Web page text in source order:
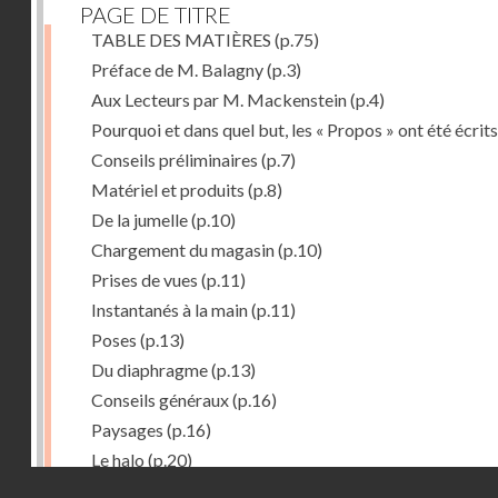
PAGE DE TITRE
TABLE DES MATIÈRES (p.75)
Préface de M. Balagny(p.3)
Aux Lecteurs par M. Mackenstein(p.4)
Pourquoi et dans quel but, les « Propos » ont été écrits
Conseils préliminaires (p.7)
Matériel et produits (p.8)
De la jumelle(p.10)
Chargement du magasin(p.10)
Prises de vues (p.11)
Instantanés à la main(p.11)
Poses (p.13)
Du diaphragme(p.13)
Conseils généraux(p.16)
Paysages (p.16)
Le halo (p.20)